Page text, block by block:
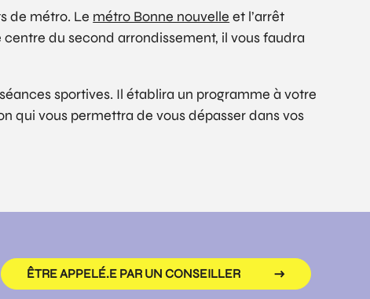
de métro. Le métro Bonne nouvelle et l’arrêt
du second arrondissement, il vous faudra
sportives. Il établira un programme à votre
qui vous permettra de vous dépasser dans vos
ÊTRE APPELÉ.E PAR UN CONSEILLER